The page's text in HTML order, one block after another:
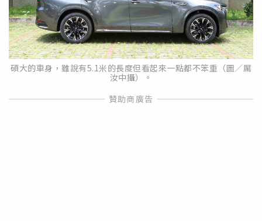
碩大的車身，雖說有5.1米的長度但看起來一點都不笨重（圖／厲
汝中攝）。